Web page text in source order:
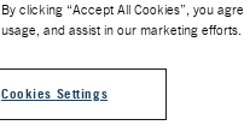
By clicking “Accept All Cookies”, you
usage, and assist in our marketing efforts.
Cookies Settings